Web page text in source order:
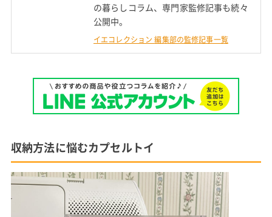
の暮らしコラム、専門家監修記事も続々
公開中。
イエコレクション 編集部の監修記事一覧
収納方法に悩むカプセルトイ